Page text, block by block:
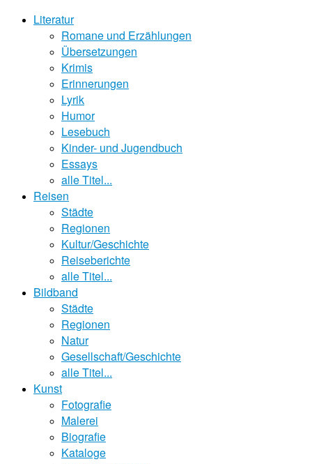
Literatur
Romane und Erzählungen
Übersetzungen
Krimis
Erinnerungen
Lyrik
Humor
Lesebuch
Kinder- und Jugendbuch
Essays
alle Titel...
Reisen
Städte
Regionen
Kultur/Geschichte
Reiseberichte
alle Titel...
Bildband
Städte
Regionen
Natur
Gesellschaft/Geschichte
alle Titel...
Kunst
Fotografie
Malerei
Biografie
Kataloge